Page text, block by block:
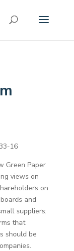
Green Paper
views on
on
and
suppliers;
that
should be